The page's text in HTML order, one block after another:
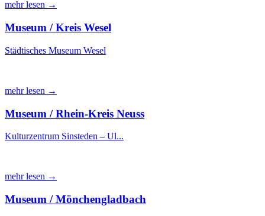
mehr lesen →
Museum / Kreis Wesel
Städtisches Museum Wesel
mehr lesen →
Museum / Rhein-Kreis Neuss
Kulturzentrum Sinsteden – Ul...
mehr lesen →
Museum / Mönchengladbach